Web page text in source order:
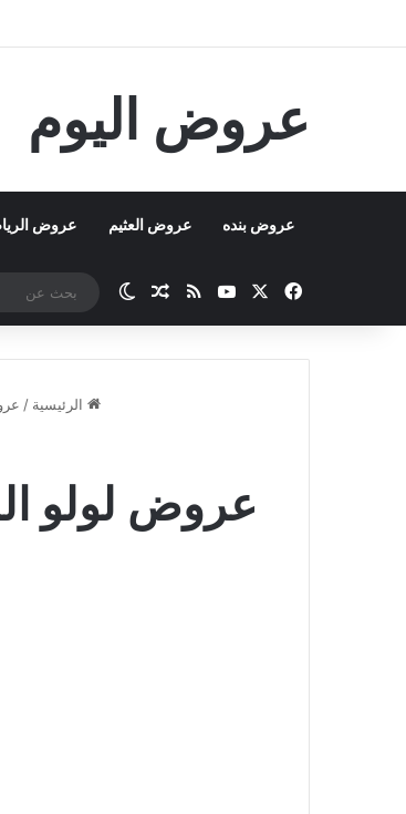
عروض اليوم
عروض بنده عروض العثيم عروض
فيسبوك ‫YouTubeملخص الموقع RSS
مقال عشوائي
الوضع المظلم
الرئيسية /